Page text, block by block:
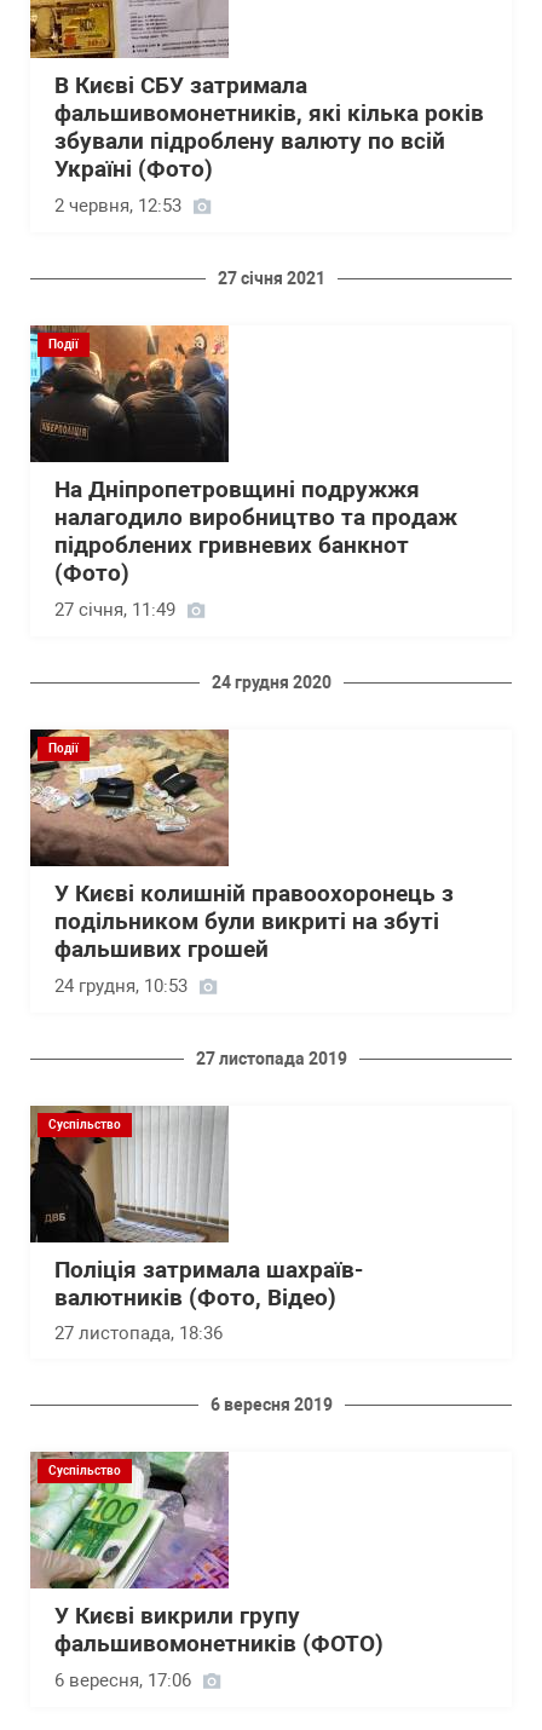
В Києві СБУ затримала
фальшивомонетників, які кілька років
збували підроблену валюту по всій
Україні (Фото)
2 червня, 12:53
27 січня 2021
Події
На Дніпропетровщині подружжя
налагодило виробництво та продаж
підроблених гривневих банкнот
(Фото)
27 січня, 11:49
24 грудня 2020
Події
У Києві колишній правоохоронець з
подільником були викриті на збуті
фальшивих грошей
24 грудня, 10:53
27 листопада 2019
Суспільство
Поліція затримала шахраїв-
валютників (Фото, Відео)
27 листопада, 18:36
6 вересня 2019
Суспільство
У Києві викрили групу
фальшивомонетників (ФОТО)
6 вересня, 17:06